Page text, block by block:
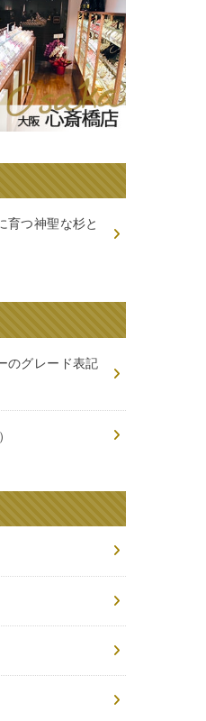
育つ神聖な杉と
のグレード表記